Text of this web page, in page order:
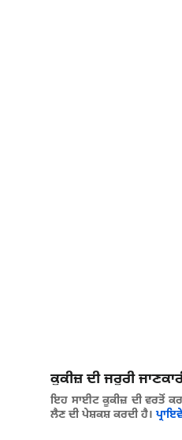
ਕੂਕੀਜ਼ ਦੀ ਜਰੂਰੀ
ਇਹ ਸਾਈਟ ਕੂਕੀਜ਼ ਦੀ ਵਰਤੋਂ
ਲੈਣ ਦੀ ਪੇਸ਼ਕਸ਼ ਕਰਦੀ ਹੈ।